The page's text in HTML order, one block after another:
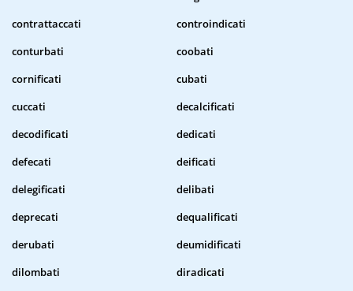
contrattaccati
controindicati
conturbati
coobati
cornificati
cubati
cuccati
decalcificati
decodificati
dedicati
defecati
deificati
delegificati
delibati
deprecati
dequalificati
derubati
deumidificati
dilombati
diradicati